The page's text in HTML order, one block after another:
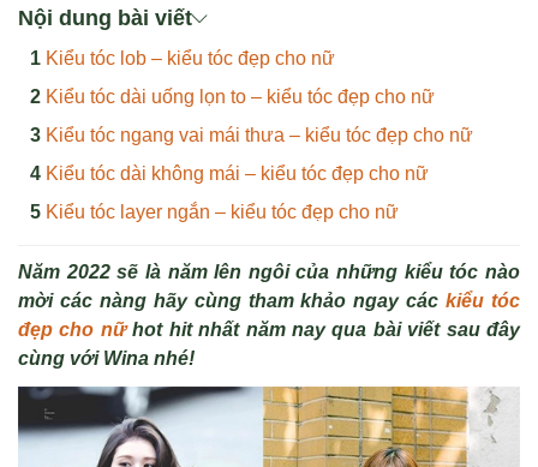
Nội dung bài viết
Kiểu tóc lob – kiểu tóc đẹp cho nữ
Kiểu tóc dài uống lọn to – kiểu tóc đẹp cho nữ
Kiểu tóc ngang vai mái thưa – kiểu tóc đẹp cho nữ
Kiểu tóc dài không mái – kiểu tóc đẹp cho nữ
Kiểu tóc layer ngắn – kiểu tóc đẹp cho nữ
Năm 2022 sẽ là năm lên ngôi của những kiểu tóc nào
mời các nàng hãy cùng tham khảo ngay cáckiểu tóc
đẹp cho nữ hot hit nhất năm nay qua bài viết sau đây
cùng với Wina nhé!